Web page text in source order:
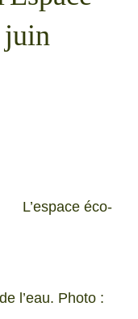
juin
L’espace éco-
l’eau. Photo :